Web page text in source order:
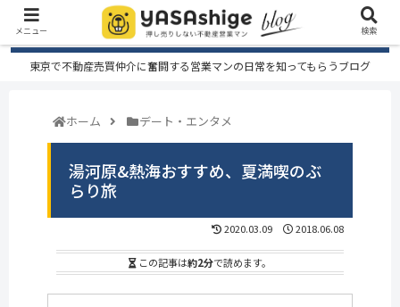
東京で不動産売買仲介に奮闘する営業マンの日常を知ってもらうブログ
ホーム デート・エンタメ
湯河原&熱海おすすめ、夏満喫のぶ
らり旅
2020.03.09 2018.06.08
この記事は約2分で読めます。
メニュー 検索